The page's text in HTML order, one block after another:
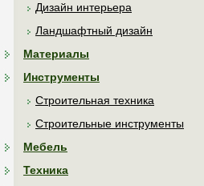
Дизайн интерьера
Ландшафтный дизайн
Материалы
Инструменты
Строительная техника
Строительные инструменты
Мебель
Техника